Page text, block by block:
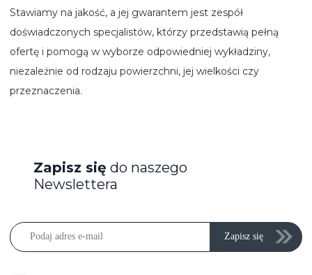
Stawiamy na jakość, a jej gwarantem jest zespół
doświadczonych specjalistów, którzy przedstawią pełną
ofertę i pomogą w wyborze odpowiedniej wykładziny,
niezależnie od rodzaju powierzchni, jej wielkości czy
przeznaczenia.
Zapisz się do naszego
Newslettera
Zapisz się